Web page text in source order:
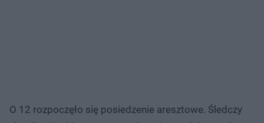
O 12 rozpoczęło się posiedzenie aresztowe. Śledczy